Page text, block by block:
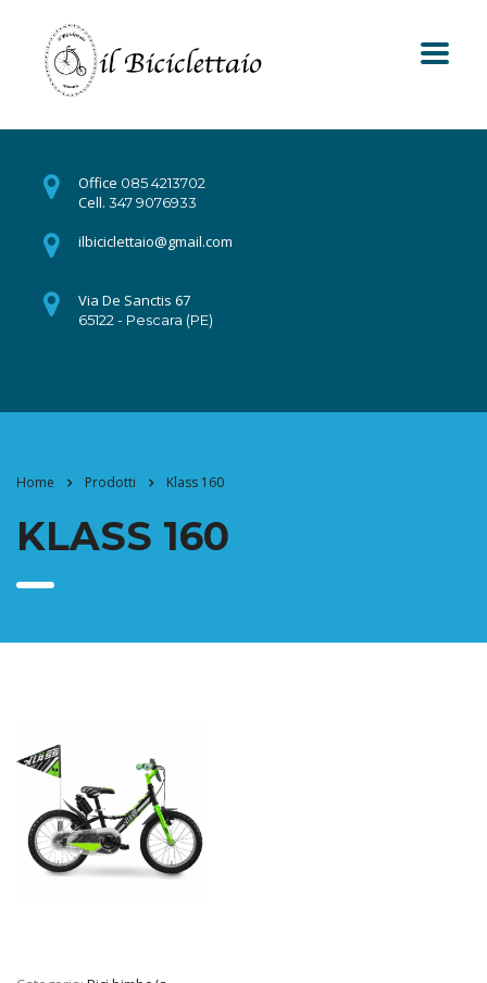
Office 085 4213702
Cell. 347 9076933
ilbiciclettaio@gmail.com
Via De Sanctis 67
65122 - Pescara (PE)
Home Prodotti Klass 160
KLASS 160